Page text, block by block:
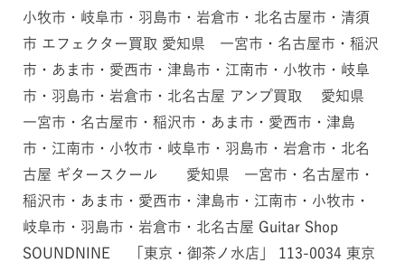
小牧市・岐阜市・羽島市・岩倉市・北名古屋市・清須
市 エフェクター買取 愛知県 一宮市・名古屋市・稲沢
市・あま市・愛西市・津島市・江南市・小牧市・岐阜
市・羽島市・岩倉市・北名古屋 アンプ買取 愛知県
一宮市・名古屋市・稲沢市・あま市・愛西市・津島
市・江南市・小牧市・岐阜市・羽島市・岩倉市・北名
古屋 ギタースクール 愛知県 一宮市・名古屋市・
稲沢市・あま市・愛西市・津島市・江南市・小牧市・
岐阜市・羽島市・岩倉市・北名古屋 Guitar Shop
SOUNDNINE 「東京・御茶ノ水店」 113-0034 東京